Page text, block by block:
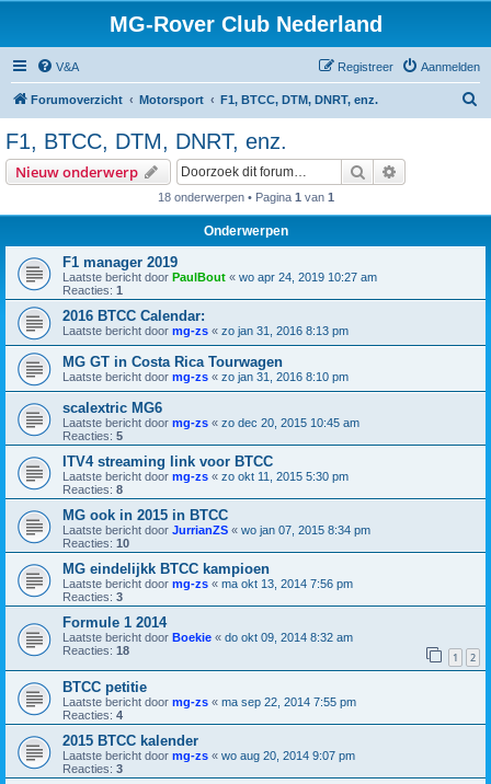
MG-Rover Club Nederland
V&A Aanmelden
Registreer
Forumoverzicht Motorsport F1, BTCC, DTM, DNRT, enz.
F1, BTCC, DTM, DNRT, enz.
Nieuw onderwerp Zoek
18 onderwerpen • Pagina 1 van 1
Onderwerpen
F1 manager 2019
Laatste bericht door PaulBout « wo apr 24, 2019 10:27 am
Reacties: 1
2016 BTCC Calendar:
Laatste bericht door mg-zs « zo jan 31, 2016 8:13 pm
MG GT in Costa Rica Tourwagen
Laatste bericht door mg-zs « zo jan 31, 2016 8:10 pm
scalextric MG6
Laatste bericht door mg-zs « zo dec 20, 2015 10:45 am
Reacties: 5
ITV4 streaming link voor BTCC
Laatste bericht door mg-zs « zo okt 11, 2015 5:30 pm
Reacties: 8
MG ook in 2015 in BTCC
Laatste bericht door JurrianZS « wo jan 07, 2015 8:34 pm
Reacties: 10
MG eindelijkk BTCC kampioen
Laatste bericht door mg-zs « ma okt 13, 2014 7:56 pm
Reacties: 3
Formule 1 2014
Laatste bericht door Boekie « do okt 09, 2014 8:32 am
Reacties: 18 1 2
BTCC petitie
Laatste bericht door mg-zs « ma sep 22, 2014 7:55 pm
Reacties: 4
2015 BTCC kalender
Laatste bericht door mg-zs « wo aug 20, 2014 9:07 pm
Reacties: 3